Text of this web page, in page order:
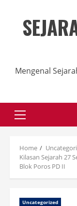
content
Mengenal
Primary
Menu
Home
Kilasan Sejarah 27
Blok Poros PD II
Uncategorized